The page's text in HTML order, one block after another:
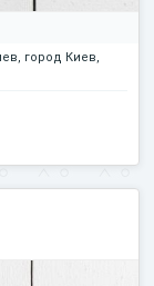
город Киев,